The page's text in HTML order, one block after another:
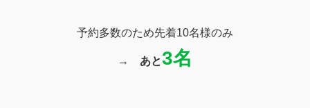
予約多数のため先着10名様のみ
→ あと3名